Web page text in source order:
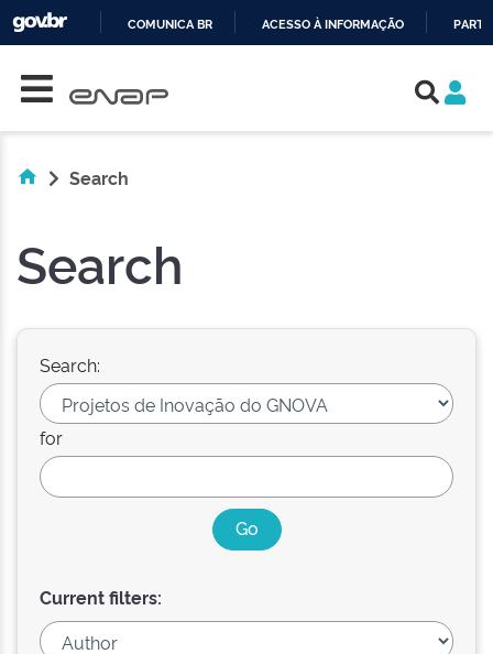
COMUNICA BR ACESSO À INFORMAÇÃO
Search
Search
Search:
for
Current filters: